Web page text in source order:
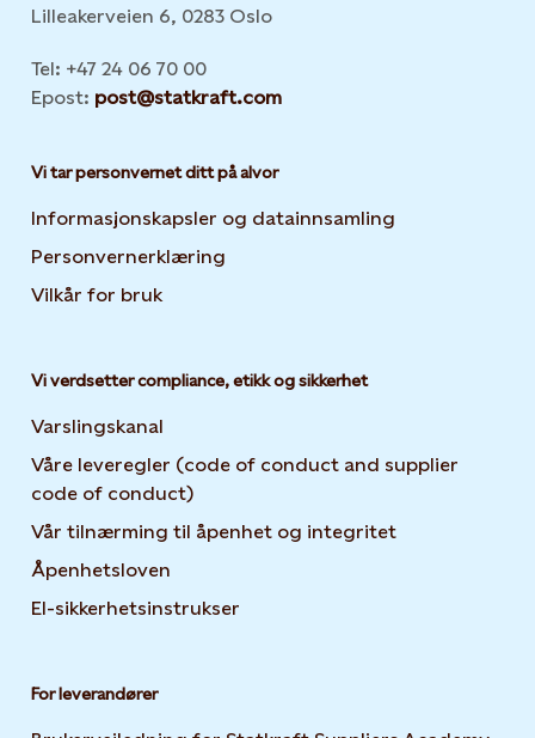
Lilleakerveien 6, 0283 Oslo
Tel: +47 24 06 70 00
Epost: post@statkraft.com
Vi tar personvernet ditt på alvor
Informasjonskapsler og datainnsamling
Personvernerklæring
Vilkår for bruk
Vi verdsetter compliance, etikk og sikkerhet
Varslingskanal
Våre leveregler (code of conduct and supplier
code of conduct)
Vår tilnærming til åpenhet og integritet
Åpenhetsloven
El-sikkerhetsinstrukser
For leverandører